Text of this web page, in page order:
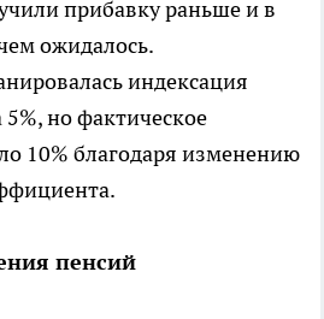
прибавку раньше и в
ожидалось.
индексация
но фактическое
10% благодаря изменению
пенсий